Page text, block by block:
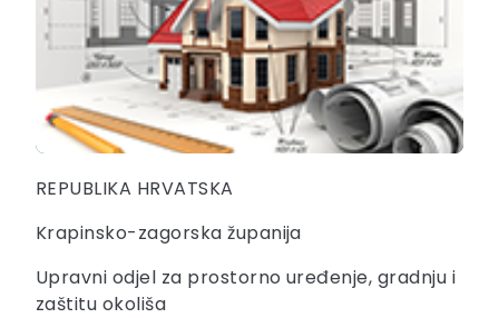
REPUBLIKA HRVATSKA
Krapinsko-zagorska županija
Upravni odjel za prostorno uređenje, gradnju i
zaštitu okoliša